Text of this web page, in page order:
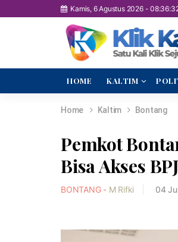
Kamis, 6 Agustus 2026-
HOME KALTIM
Home Kaltim Bontang
Pemkot
Bisa Akses
BONTANG - M Rifki 04